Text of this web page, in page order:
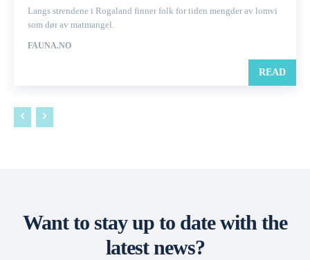
Langs strendene i Rogaland finner folk for tiden mengder av lomvi
som dør av matmangel.
FAUNA.NO
READ
Want to stay up to date with the
latest news?